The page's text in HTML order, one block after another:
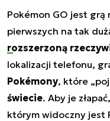
Pokémon GO jest grą
pierwszych na tak
rozszerzoną
lokalizacji telefonu,
Pokémony, które
świecie. Aby je
którym widoczny jest